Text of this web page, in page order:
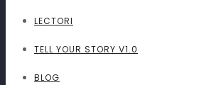
LECTORI
TELL YOUR STORY V1.0
BLOG